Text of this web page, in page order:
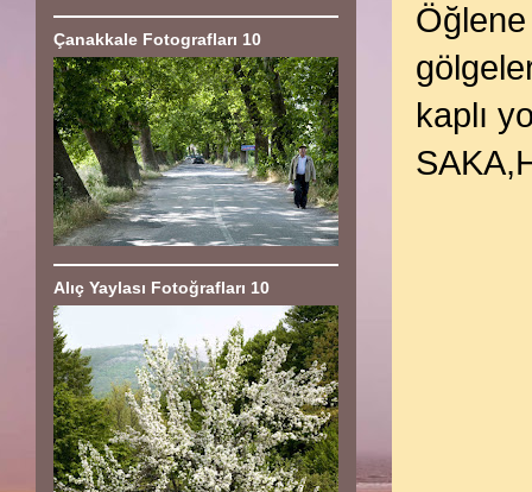
kaplı
Çanakkale Fotografları 10
Alıç Yaylası Fotoğrafları 10